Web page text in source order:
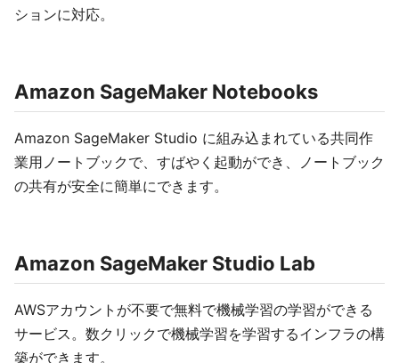
ションに対応。
Amazon SageMaker Notebooks
Amazon SageMaker Studio に組み込まれている共同作
業用ノートブックで、すばやく起動ができ、ノートブック
の共有が安全に簡単にできます。
Amazon SageMaker Studio Lab
AWSアカウントが不要で無料で機械学習の学習ができる
サービス。数クリックで機械学習を学習するインフラの構
築ができます。